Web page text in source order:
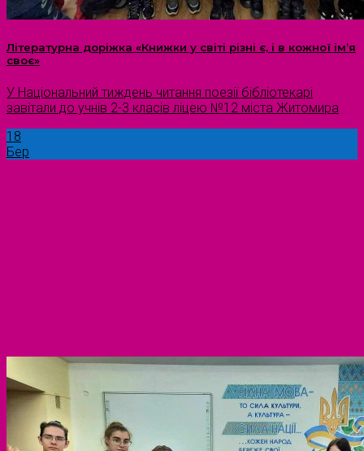
Літературна доріжка «Книжки у світі різні є, і в кожної ім’я
своє»
У Національний тиждень читання поезії бібліотекарі
завітали до учнів 2-3 класів ліцею №12 міста Житомира
18
Бер